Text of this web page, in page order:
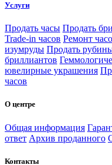
Услуги
Продать часы Продать
Trade-in часов Ремонт
изумруды Продать
бриллиантов
ювелирные украшения
часов
О центре
Общая информация
ответ Архив проданного
Контакты